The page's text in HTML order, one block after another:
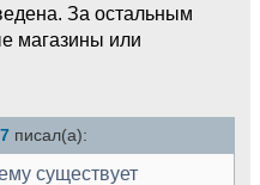
За остальным
магазины или
писал(а):
существует